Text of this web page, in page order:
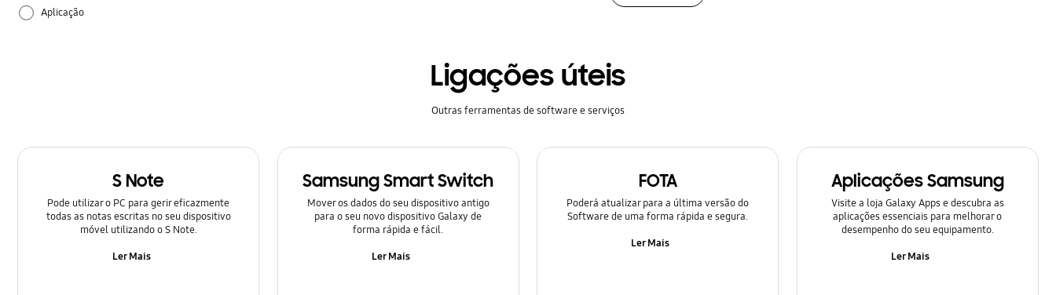
Aplicação
Bloqueio
Chamadas e Contactos
Ligações úteis
Outras ferramentas de software e serviços
S Note
Pode utilizar o PC para gerir eficazmente
todas as notas escritas no seu dispositivo
móvel utilizando o S Note.
Ler Mais
Samsung Smart Switch
Mover os dados do seu dispositivo antigo
para o seu novo dispositivo Galaxy de
forma rápida e fácil.
Ler Mais
FOTA
Poderá atualizar para a última versão do
Software de uma forma rápida e segura.
Ler Mais
Aplicações Samsung
Visite a loja Galaxy Apps e descubra as
aplicações essenciais para melhorar o
desempenho do seu equipamento.
Ler Mais